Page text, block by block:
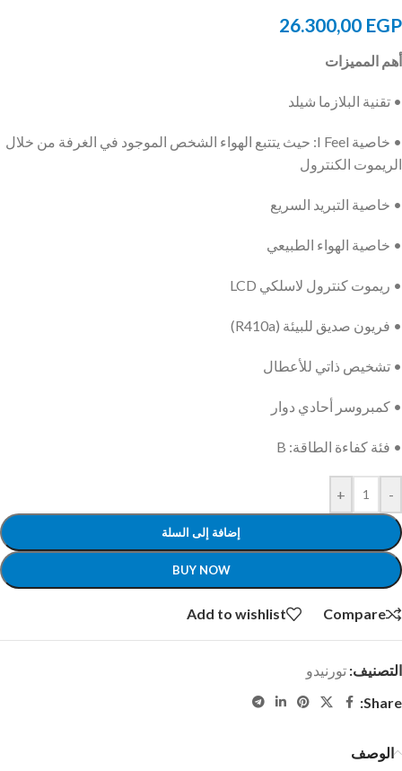
26.300,00 EGP
أهم المميزات
• تقنية البلازما شيلد
• خاصية I Feel: حيث يتتبع الهواء الشخص الموجود في الغرفة من خلال
الريموت الكنترول
• خاصية التبريد السريع
• خاصية الهواء الطبيعي
• ريموت كنترول لاسلكي LCD
• فريون صديق للبيئة (R410a)
• تشخيص ذاتي للأعطال
• كمبروسر أحادي دوار
• فئة كفاءة الطاقة: B
-
+
إضافة إلى السلة
BUY NOW
Compare
Add to wishlist
التصنيف: تورنيدو
Share:
الوصف